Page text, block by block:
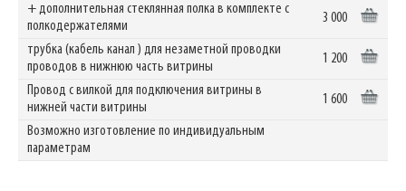
+ дополнительная стеклянная полка в комплекте с
полкодержателями
3 000
трубка (кабель канал ) для незаметной проводки
проводов в нижнюю часть витрины
1 200
Провод с вилкой для подключения витрины в
нижней части витрины
1 600
Возможно изготовление по индивидуальным
параметрам